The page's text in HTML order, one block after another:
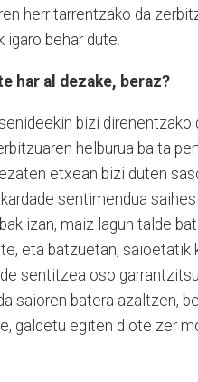
herritarrentzako da
behar dute.
har al dezake, beraz?
bizi
helburua baita
etxean bizi duten
sentimendua
izan, maiz lagun talde
eta batzuetan, saioetatik
sentitzea oso
saioren batera azaltzen,
galdetu egiten diote zer